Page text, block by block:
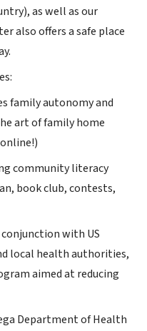
as well as our
also offers a safe place
family autonomy and
art of family home
community literacy
book club, contests,
with US
local health authorities,
aimed at reducing
Department of Health